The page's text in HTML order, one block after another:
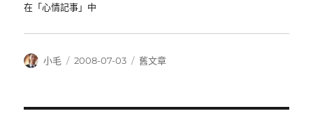
在「心情記事」中
作
小毛
發
2008-07-03
分
舊文章